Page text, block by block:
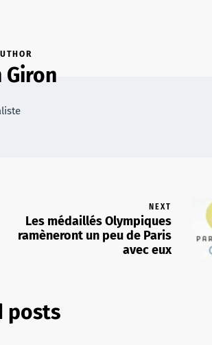
Giron
NEXT
Les médaillés Olympiques
ramèneront un peu de Paris
avec eux
posts